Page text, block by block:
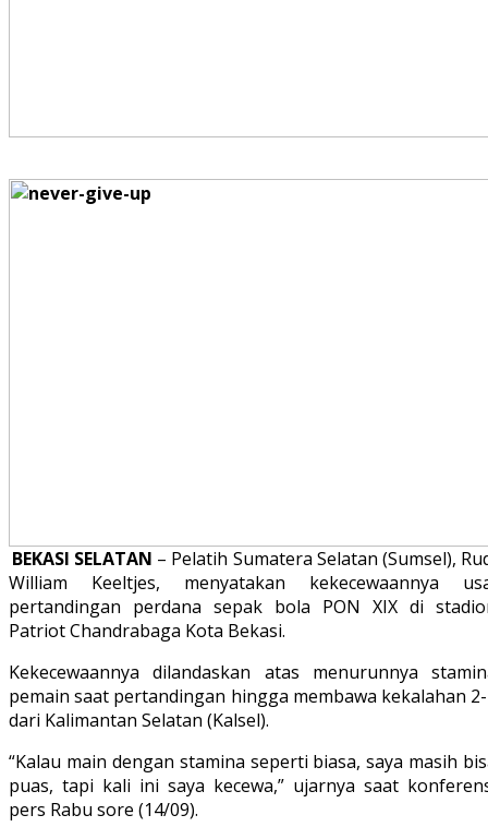
BEKASI SELATAN – Pelatih Sumatera Selatan (Sumsel),
William Keeltjes, menyatakan kekecewaannya
pertandingan perdana sepak bola PON XIX di
Patriot Chandrabaga Kota Bekasi.
Kekecewaannya dilandaskan atas menurunnya
pemain saat pertandingan hingga membawa kekalahan
dari Kalimantan Selatan (Kalsel).
“Kalau main dengan stamina seperti biasa, saya masih
puas, tapi kali ini saya kecewa,” ujarnya saat
pers Rabu sore (14/09).